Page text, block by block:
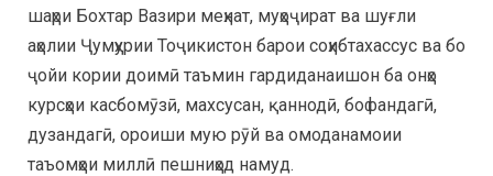
шаҳри Бохтар Вазири меҳнат, муҳоҷират ва шуғли
аҳолии Ҷумҳурии Тоҷикистон барои соҳибтахассус ва бо
ҷойи кории доимӣ таъмин гардиданаишон ба онҳо
курсҳои касбомӯзӣ, махсусан, қаннодӣ, бофандагӣ,
дузандагӣ, ороиши мую рӯй ва омоданамоии
таъомҳои миллӣ пешниҳод намуд.